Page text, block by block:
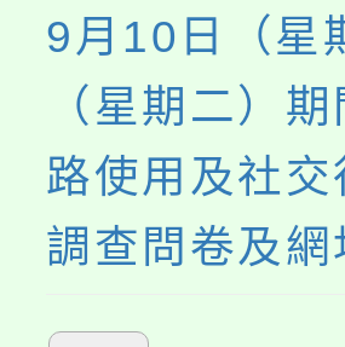
9月10日（星
（星期二）
路使用及社
調查問卷及網